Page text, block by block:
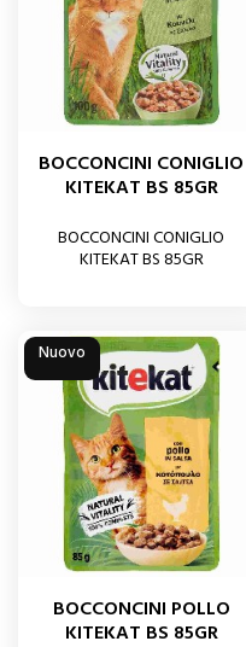
BOCCONCINI CONIGLIO
KITEKAT BS 85GR
BOCCONCINI CONIGLIO
KITEKAT BS 85GR
Nuovo
BOCCONCINI POLLO
KITEKAT BS 85GR